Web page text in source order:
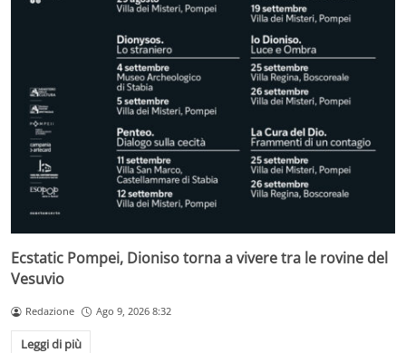
Ecstatic Pompei, Dioniso torna a vivere tra le rovine del
Vesuvio
Redazione Ago 9, 2026 8:32
Leggi di più